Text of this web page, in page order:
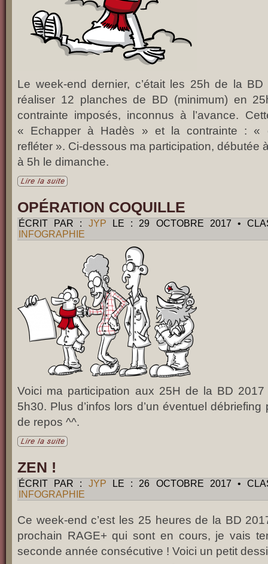
Le week-end dernier, c’était les 25h de la
réaliser 12 planches de BD (minimum) en
contrainte imposés, inconnus à l’avance.
« Echapper à Hadès » et la contrainte : «
refléter ». Ci-dessous ma participation, débutée
à 5h le dimanche.
OPÉRATION COQUILLE
ÉCRIT PAR : JYP LE : 29 OCTOBRE 2017 •
INFOGRAPHIE
Voici ma participation aux 25H de la BD
5h30. Plus d’infos lors d’un éventuel
de repos ^^.
ZEN !
ÉCRIT PAR : JYP LE : 26 OCTOBRE 2017 •
INFOGRAPHIE
Ce week-end c’est les 25 heures de la BD
prochain RAGE+ qui sont en cours, je vais
seconde année consécutive ! Voici un petit